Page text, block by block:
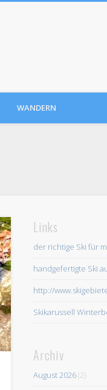
WANDERN
Links
der richtige Ski für
handgefertigte Ski
http://
Skikarussell
Archiv
August 2026(2)